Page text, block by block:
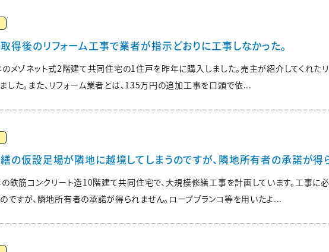
得後のリフォーム工事で業者が指示どおりに工事しなかった。
メゾネット式2階建て共同住宅の1住戸を昨年に購入しました。売主が紹介してくれ
した。また、リフォーム業者とは、135万円の追加工事を口頭で依...
の仮設足場が隣地に越境してしまうのですが、隣地所有者の承諾が得
鉄筋コンクリート造10階建て共同住宅で、大規模修繕工事を計画しています。工事に
ですが、隣地所有者の承諾が得られません。ロープブランコ等を用いたよ...